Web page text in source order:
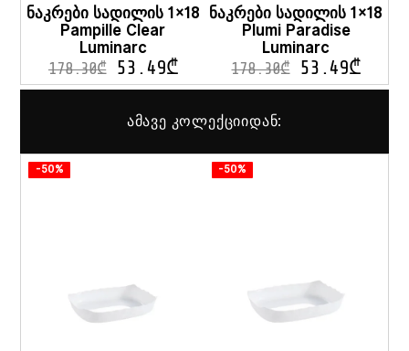
ნაკრები სადილის 1×18
Pampille Clear
Luminarc
178.30₾ 53.49₾
ნაკრები სადილის 1×18
Plumi Paradise
Luminarc
178.30₾ 53.49₾
ამავე კოლექციიდან:
-50% -50%